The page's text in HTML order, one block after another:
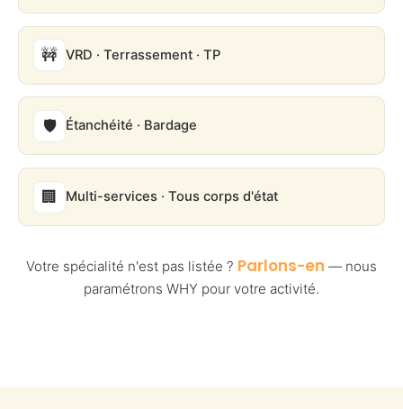
🚧 VRD · Terrassement · TP
🛡️ Étanchéité · Bardage
🏢 Multi-services · Tous corps d'état
Votre spécialité n'est pas listée ? Parlons-en — nous
paramétrons WHY pour votre activité.